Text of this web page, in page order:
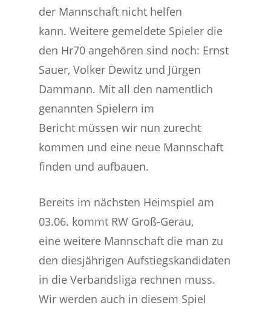
der Mannschaft nicht helfen
kann. Weitere gemeldete Spieler die
den Hr70 angehören sind noch: Ernst
Sauer, Volker Dewitz und Jürgen
Dammann. Mit all den namentlich
genannten Spielern im
Bericht müssen wir nun zurecht
kommen und eine neue Mannschaft
finden und aufbauen.
Bereits im nächsten Heimspiel am
03.06. kommt RW Groß-Gerau,
eine weitere Mannschaft die man zu
den diesjährigen Aufstiegskandidaten
in die Verbandsliga rechnen muss.
Wir werden auch in diesem Spiel